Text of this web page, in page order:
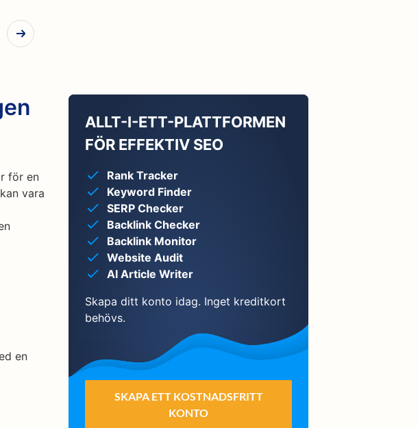
för en
vara
en
ALLT-I-ETT-PLATTFORMEN
FÖR EFFEKTIV SEO
Rank Tracker
Keyword Finder
SERP Checker
Backlink Checker
Backlink Monitor
Website Audit
AI Article Writer
Skapa ditt konto idag. Inget kreditkort
behövs.
SKAPA ETT KOSTNADSFRITT
KONTO